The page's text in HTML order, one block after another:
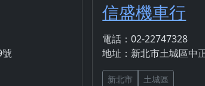
號
信盛機車行
電話：02-22747328
地址：新北市土城區中
新北市 土城區